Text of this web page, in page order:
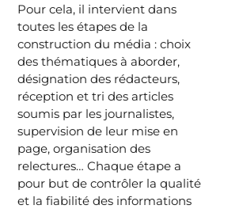
Pour cela, il intervient dans
toutes les étapes de la
construction du média : choix
des thématiques à aborder,
désignation des rédacteurs,
réception et tri des articles
soumis par les journalistes,
supervision de leur mise en
page, organisation des
relectures… Chaque étape a
pour but de contrôler la qualité
et la fiabilité des informations